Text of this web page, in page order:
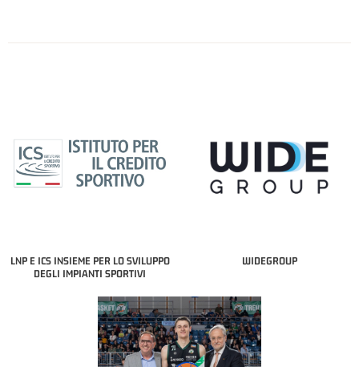
LNP E ICS INSIEME PER LO SVILUPPO
DEGLI IMPIANTI SPORTIVI
WIDEGROUP